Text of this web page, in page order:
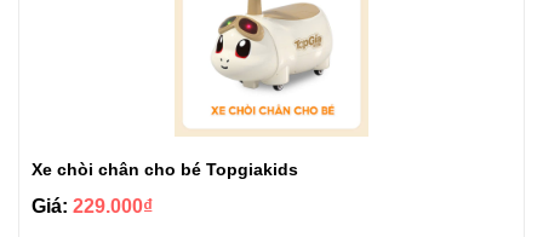
Xe chòi chân cho bé Topgiakids
Giá: 229.000₫